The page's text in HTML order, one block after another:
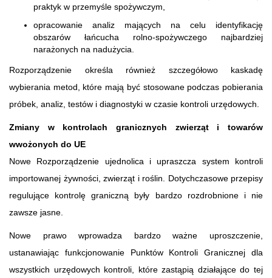
praktyk w przemyśle spożywczym,
opracowanie analiz mających na celu identyfikację
obszarów łańcucha rolno-spożywczego najbardziej
narażonych na nadużycia.
Rozporządzenie określa również szczegółowo kaskadę
wybierania metod, które mają być stosowane podczas pobierania
próbek, analiz, testów i diagnostyki w czasie kontroli urzędowych.
Zmiany w kontrolach granicznych zwierząt i towarów
wwożonych do UE
Nowe Rozporządzenie ujednolica i upraszcza system kontroli
importowanej żywności, zwierząt i roślin. Dotychczasowe przepisy
regulujące kontrolę graniczną były bardzo rozdrobnione i nie
zawsze jasne.
Nowe prawo wprowadza bardzo ważne uproszczenie,
ustanawiając funkcjonowanie Punktów Kontroli Granicznej dla
wszystkich urzędowych kontroli, które zastąpią działające do tej